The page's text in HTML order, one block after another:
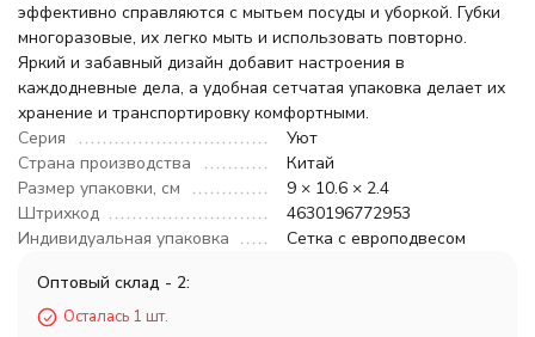
эффективно справляются с мытьем посуды и уборкой. Губки
многоразовые, их легко мыть и использовать повторно.
Яркий и забавный дизайн добавит настроения в
каждодневные дела, а удобная сетчатая упаковка делает их
хранение и транспортировку комфортными.
Серия
Уют
Страна производства
Китай
Размер упаковки, см
9 × 10.6 × 2.4
Штрихкод
4630196772953
Индивидуальная упаковка
Сетка с европодвесом
Оптовый склад - 2:
Осталась 1 шт.